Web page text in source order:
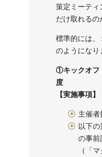
策定ミーティ
だけ取れるの
標準的には、
のようになり
①キックオフ
度
【実施事項】
主催者
以下
の事前
（「